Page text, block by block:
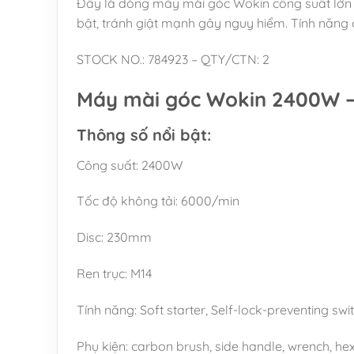
Đây là dòng máy mài góc Wokin công suất
bật, tránh giật mạnh gây nguy hiểm. Tính
STOCK NO.: 784923 – QTY/CTN: 2
Máy mài góc Wokin 2400W
Thông số nổi bật:
Công suất: 2400W
Tốc độ không tải: 6000/min
Disc: 230mm
Ren trục: M14
Tính năng: Soft starter, Self-lock-preventing
Phụ kiện: carbon brush, side handle, wrench,